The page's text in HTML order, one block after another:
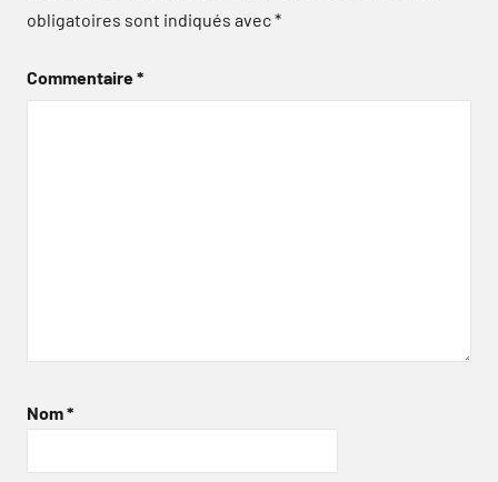
obligatoires sont indiqués avec*
Commentaire*
Nom*